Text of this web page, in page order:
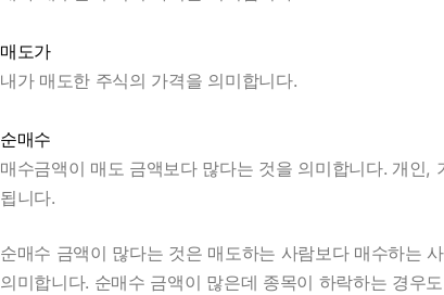
매도가
내가 매도한 주식의 가격을 의미합니다.
순매수
매수금액이 매도 금액보다 많다는 것을 의미합니다. 개인
됩니다.
순매수 금액이 많다는 것은 매도하는 사람보다 매수하는
의미합니다. 순매수 금액이 많은데 종목이 하락하는 경우